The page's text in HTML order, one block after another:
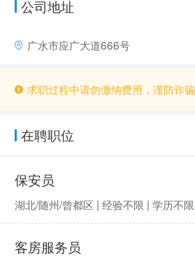
公司地址
广水市应广大道666号
求职过程中请勿缴纳费用，谨防诈骗
在聘职位
保安员
湖北/随州/曾都区 | 经验不限 | 学历不限
客房服务员